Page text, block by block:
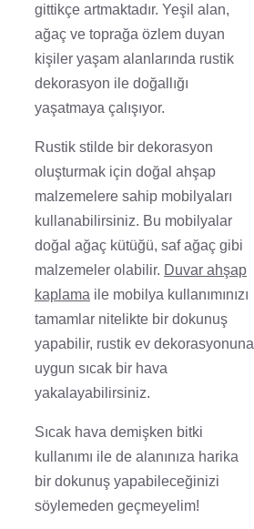
gittikçe artmaktadır. Yeşil alan,
ağaç ve toprağa özlem duyan
kişiler yaşam alanlarında rustik
dekorasyon ile doğallığı
yaşatmaya çalışıyor.
Rustik stilde bir dekorasyon
oluşturmak için doğal ahşap
malzemelere sahip mobilyaları
kullanabilirsiniz. Bu mobilyalar
doğal ağaç kütüğü, saf ağaç gibi
malzemeler olabilir. Duvar ahşap
kaplama ile mobilya kullanımınızı
tamamlar nitelikte bir dokunuş
yapabilir, rustik ev dekorasyonuna
uygun sıcak bir hava
yakalayabilirsiniz.
Sıcak hava demişken bitki
kullanımı ile de alanınıza harika
bir dokunuş yapabileceğinizi
söylemeden geçmeyelim!